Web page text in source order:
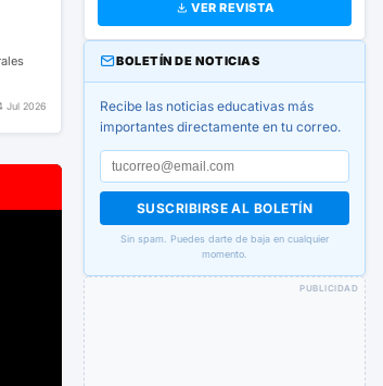
Jul 2026
VER REVISTA
BOLETÍN DE NOTICIAS
Recibe las noticias educativas más
importantes directamente en tu correo.
SUSCRIBIRSE AL BOLETÍN
Sin spam. Puedes darte de baja en cualquier
momento.
PUBLICIDAD